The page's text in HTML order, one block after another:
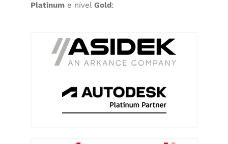
Platinum e nível Gold: